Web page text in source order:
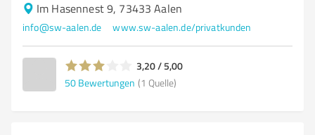
Im Hasennest 9, 73433 Aalen
info@sw-aalen.de www.sw-aalen.de/privatkunden
3,20 / 5,00
50 Bewertungen (1 Quelle)